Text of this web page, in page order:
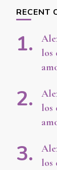
RECENT
los
los
los